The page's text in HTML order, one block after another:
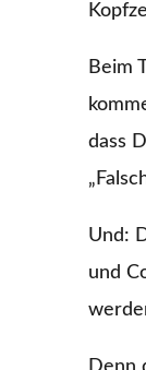
Beim
dass
Und:
und